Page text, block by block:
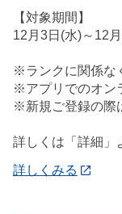
【対象期間】
12月3日(水)～12
※ランクに関係な
※アプリでのオン
※新規ご登録の際
詳しくは「詳細」
詳しくみる